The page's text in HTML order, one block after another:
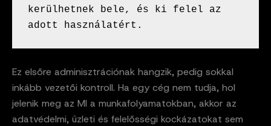
kerülhetnek bele, és ki felel az
adott használatért.
Ez elsőre adminisztrációnak hangzik, pedig sokkal
inkább vezetői kontroll. Ha egy cég nem tudja, hol
jelenik meg az MI a munkafolyamatokban, akkor az
adatvédelmi, üzleti és felelősségi kockázatokat sem